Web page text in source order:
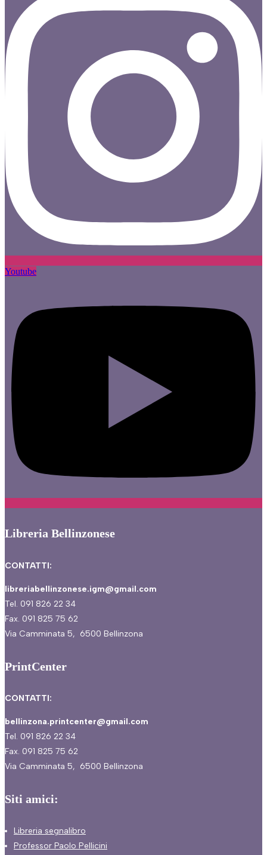
Youtube
Libreria Bellinzonese
CONTATTI:
libreriabellinzonese.igm@gmail.com
Tel. 091 826 22 34
Fax. 091 825 75 62
Via Camminata 5, 6500 Bellinzona
PrintCenter
CONTATTI:
bellinzona.printcenter@gmail.com
Tel. 091 826 22 34
Fax. 091 825 75 62
Via Camminata 5, 6500 Bellinzona
Siti amici:
Libreria segnalibro
Professor Paolo Pellicini